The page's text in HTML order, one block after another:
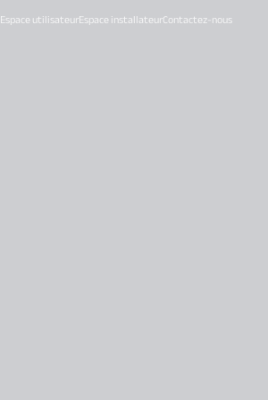
Espace utilisateurEspace installateurContactez-nous